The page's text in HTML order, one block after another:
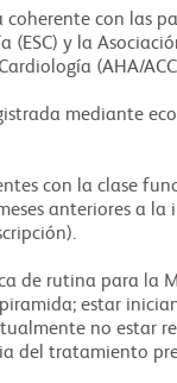
con las
(ESC) y la
(AHA/
mediante
con la clase
anteriores a la
de rutina para la
estar
no estar
del tratamiento